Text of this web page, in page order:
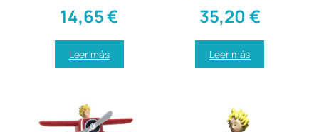
14,65€
Leer más
35,20€
Leer más